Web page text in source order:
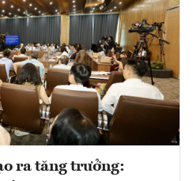
ra tăng trưởng: